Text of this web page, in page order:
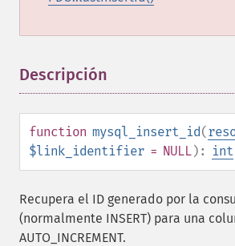
Descripción
function mysql_insert_id(
$link_identifier = NULL): int
Recupera el ID generado por la
(normalmente INSERT) para una
AUTO_INCREMENT.